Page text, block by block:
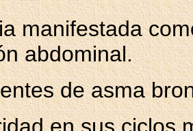
manifestada
abdominal.
de asma